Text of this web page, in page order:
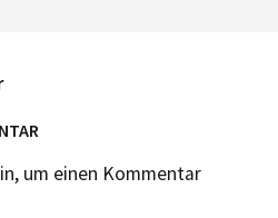
um einen Kommentar